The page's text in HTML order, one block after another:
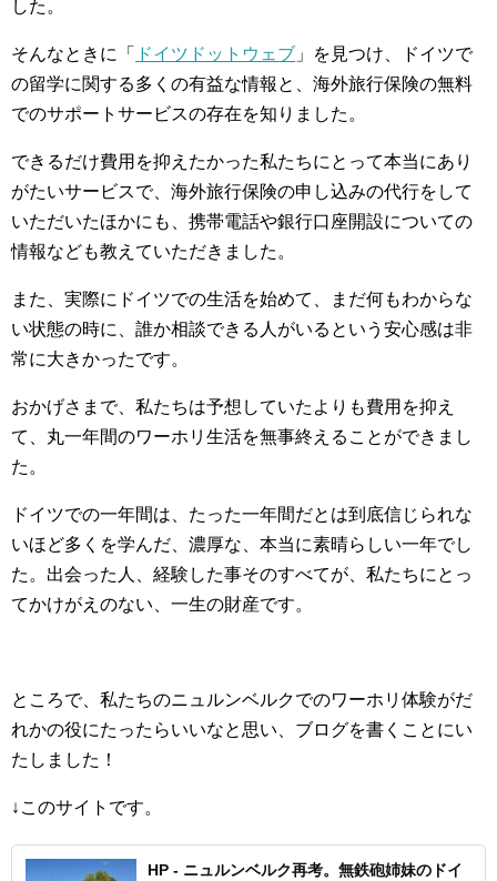
した。
そんなときに「 ドイツドットウェブ 」を見つけ、ドイツで
の留学に関する多くの有益な情報と、海外旅行保険の無料
でのサポートサービスの存在を知りました。
できるだけ費用を抑えたかった私たちにとって本当にあり
がたいサービスで、海外旅行保険の申し込みの代行をして
いただいたほかにも、携帯電話や銀行口座開設についての
情報なども教えていただきました。
また、実際にドイツでの生活を始めて、まだ何もわからな
い状態の時に、誰か相談できる人がいるという安心感は非
常に大きかったです。
おかげさまで、私たちは予想していたよりも費用を抑え
て、丸一年間のワーホリ生活を無事終えることができまし
た。
ドイツでの一年間は、たった一年間だとは到底信じられな
いほど多くを学んだ、濃厚な、本当に素晴らしい一年でし
た。出会った人、経験した事そのすべてが、私たちにとっ
てかけがえのない、一生の財産です。
ところで、私たちのニュルンベルクでのワーホリ体験がだ
れかの役にたったらいいなと思い、ブログを書くことにい
たしました！
↓このサイトです。
HP - ニュルンベルク再考。無鉄砲姉妹のドイ